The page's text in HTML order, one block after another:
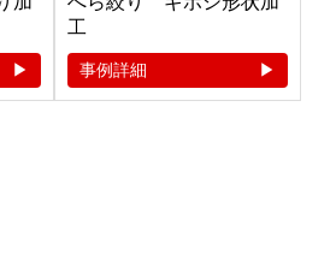
工
事例詳細